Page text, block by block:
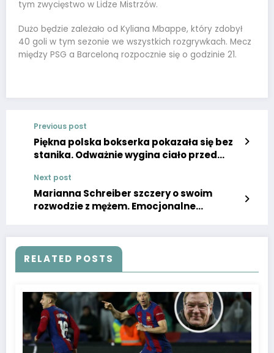
tym zwycięstwo w Lidze Mistrzów.
Dużo będzie zależało od Kyliana Mbappe, który zdobył
40 goli w tym sezonie we wszystkich rozgrywkach. Mecz
między PSG a Barceloną rozpocznie się o godzinie 21.
Previous post
Piękna polska bokserka pokazała się bez
stanika. Odważnie wygina ciało przed
lawa
Next post
Marianna Schreiber szczery o swoim
rozwodzie z mężem. Emocjonalne
RELATED POSTS